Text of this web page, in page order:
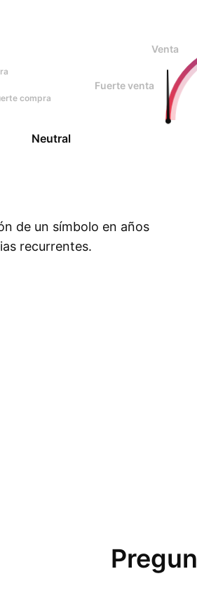
compra
Neutral
Venta
Fuerte venta
de un símbolo en años
recurrentes.